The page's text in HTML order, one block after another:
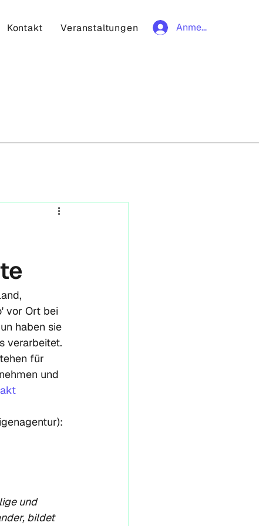
Kontakt Veranstaltungen Anmelden
vor Ort bei
haben sie
verarbeitet.
für
und
bildet